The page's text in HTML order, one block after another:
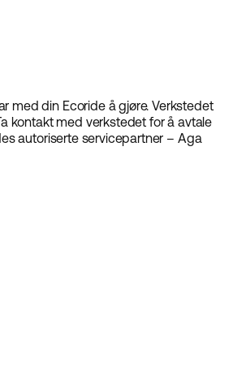
med din Ecoride å gjøre. Verkstedet
kontakt med verkstedet for å avtale
autoriserte servicepartner – Aga